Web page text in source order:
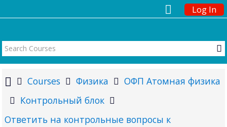
Log In
Courses Физика
ОФП Атомная физика
Контрольный блок
Ответить на контрольные вопросы к